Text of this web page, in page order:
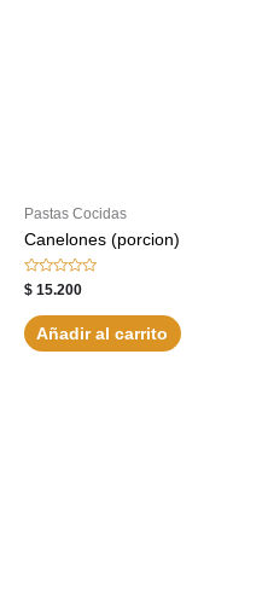
Pastas Cocidas
Canelones (porcion)
Valorado
con
de
5
$ 15.200
Añadir al carrito